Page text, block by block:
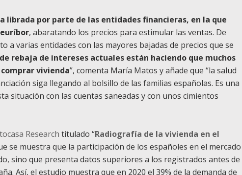
librada por parte de las entidades financieras, en la que
, abaratando los precios para estimular las ventas. De
a varias entidades con las mayores bajadas de precios que se
rebaja de intereses actuales están haciendo que muchos
vivienda”, comenta María Matos y añade que “la salud
siga llegando al bolsillo de las familias españolas. Es una
situación con las cuentas saneadas y con unos cimientos
Research titulado “Radiografía de la vivienda en el
se muestra que la participación de los españoles en el mercado
sino que presenta datos superiores a los registrados antes de
Así, el estudio muestra que en 2020 el 39% de la demanda de